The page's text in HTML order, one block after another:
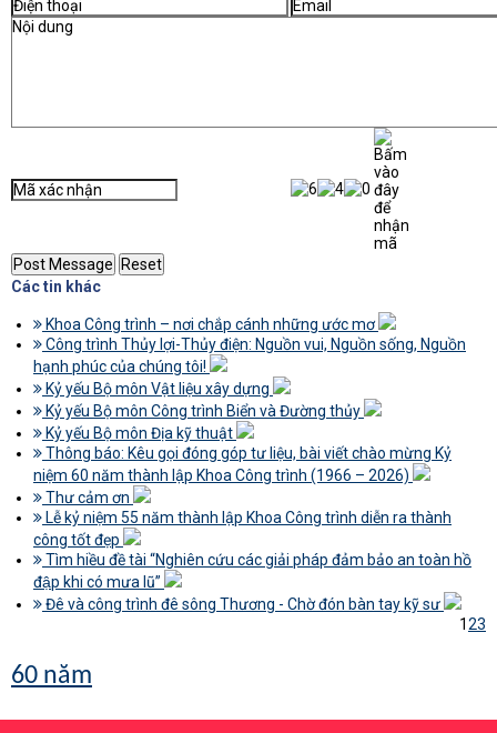
Các tin khác
Khoa Công trình – nơi chắp cánh những ước mơ
Công trình Thủy lợi-Thủy điện: Nguồn vui, Nguồn sống, Nguồn
hạnh phúc của chúng tôi!
Kỷ yếu Bộ môn Vật liệu xây dựng
Kỷ yếu Bộ môn Công trình Biển và Đường thủy
Kỷ yếu Bộ môn Địa kỹ thuật
Thông báo: Kêu gọi đóng góp tư liệu, bài viết chào mừng Kỷ
niệm 60 năm thành lập Khoa Công trình (1966 – 2026)
Thư cảm ơn
Lễ kỷ niệm 55 năm thành lập Khoa Công trình diễn ra thành
công tốt đẹp
Tìm hiều đề tài “Nghiên cứu các giải pháp đảm bảo an toàn hồ
đập khi có mưa lũ”
Đê và công trình đê sông Thương - Chờ đón bàn tay kỹ sư
123
60 năm